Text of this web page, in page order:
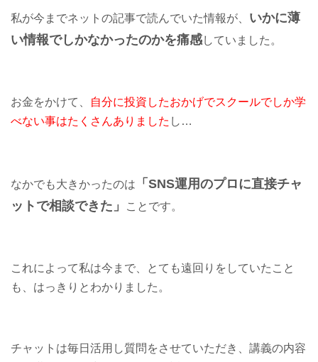
私が今までネットの記事で読んでいた情報が、 いかに薄
い情報でしかなかったのかを痛感していました。
お金をかけて、
自分に投資したおかげでスクールでしか学
べない事はたくさんありました し…
なかでも大きかったのは
「SNS運用のプロに直接チャ
ットで相談できた」
ことです。
これによって私は今まで、とても遠回りをしていたこと
も、はっきりとわかりました。
チャットは毎日活用し質問をさせていただき、講義の内容